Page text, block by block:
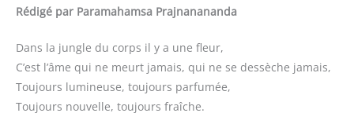
Rédigé par Paramahamsa Prajnanananda
Dans la jungle du corps il y a une fleur,
C’est l’âme qui ne meurt jamais, qui ne se dessèche jamais,
Toujours lumineuse, toujours parfumée,
Toujours nouvelle, toujours fraîche.